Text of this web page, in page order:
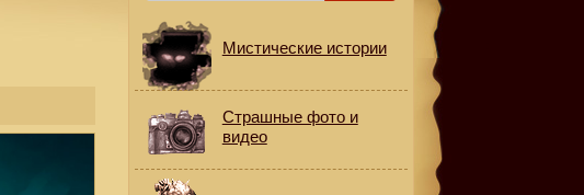
Мистические истории
Страшные фото и
видео